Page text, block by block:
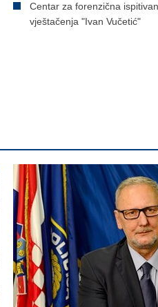
Centar za forenzična
vještačenja "Ivan Vučetić"